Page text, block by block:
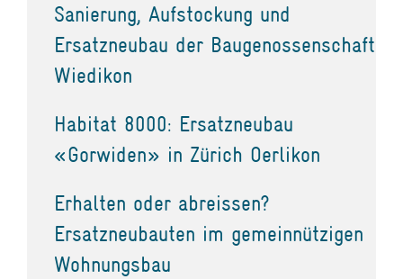
Sanierung, Aufstockung und
Ersatzneubau der Baugenossenschaft
Wiedikon
Habitat 8000: Ersatzneubau
«Gorwiden» in Zürich Oerlikon
Erhalten oder abreissen?
Ersatzneubauten im gemeinnützigen
Wohnungsbau